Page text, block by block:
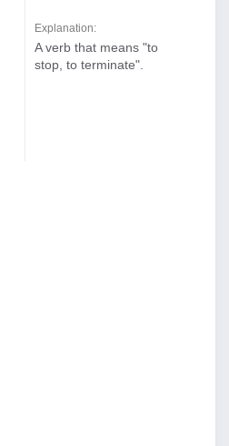
Explanation:
A verb that means "to
stop, to terminate".